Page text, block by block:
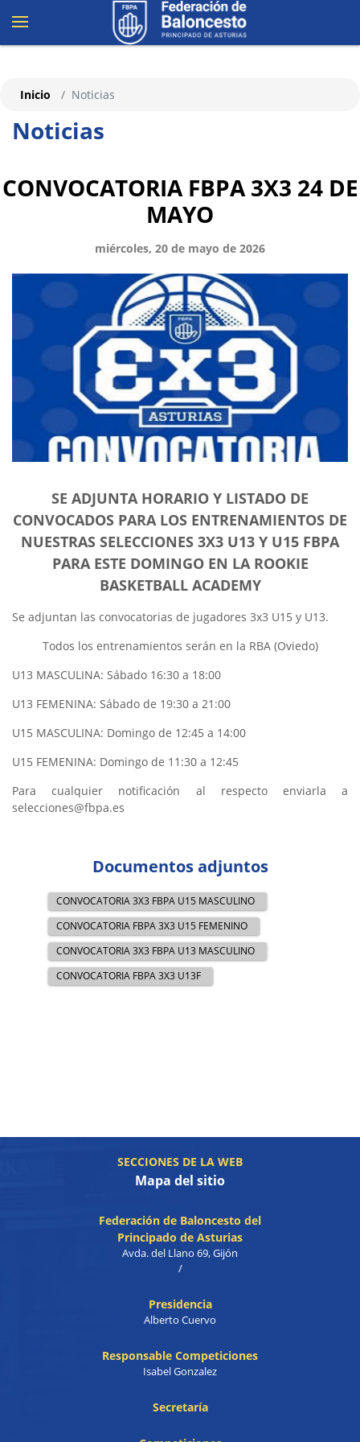
Noticias
Inicio Noticias
CONVOCATORIA FBPA 3X3 24 DE
MAYO
miércoles, 20 de mayo de 2026
SE ADJUNTA HORARIO Y LISTADO DE
CONVOCADOS PARA LOS ENTRENAMIENTOS DE
NUESTRAS SELECCIONES 3X3 U13 Y U15 FBPA
PARA ESTE DOMINGO EN LA ROOKIE
BASKETBALL ACADEMY
Se adjuntan las convocatorias de jugadores 3x3 U15 y U13.
Todos los entrenamientos serán en la RBA (Oviedo)
U13 MASCULINA: Sábado 16:30 a 18:00
U13 FEMENINA: Sábado de 19:30 a 21:00
U15 MASCULINA: Domingo de 12:45 a 14:00
U15 FEMENINA: Domingo de 11:30 a 12:45
Para cualquier notificación al respecto enviarla a
selecciones@fbpa.es
Documentos adjuntos
CONVOCATORIA 3X3 FBPA U15 MASCULINO
CONVOCATORIA FBPA 3X3 U15 FEMENINO
CONVOCATORIA 3X3 FBPA U13 MASCULINO
CONVOCATORIA FBPA 3X3 U13F
SECCIONES DE LA WEB
Mapa del sitio
Federación de Baloncesto del
Principado de Asturias
Avda. del Llano 69, Gijón
/
Presidencia
Alberto Cuervo
Responsable Competiciones
Isabel Gonzalez
Secretaría